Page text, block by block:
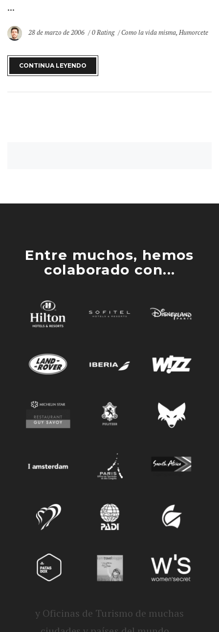
...
28 de marzo de 2006 0 Rating Como la vida misma,Humorcete
CONTINUA LEYENDO
Entre muchos, hemos
colaborado con...
y Oficinas de Turismo de muchas